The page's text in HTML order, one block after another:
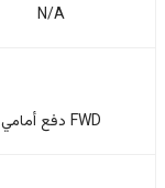
N/A
FWD دفع أمامي